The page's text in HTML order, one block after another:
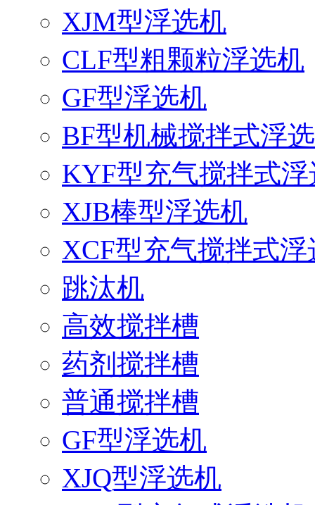
XJM型浮选机
CLF型粗颗粒浮选机
GF型浮选机
BF型机械搅拌式浮
KYF型充气搅拌式
XJB棒型浮选机
XCF型充气搅拌式浮
跳汰机
高效搅拌槽
药剂搅拌槽
普通搅拌槽
GF型浮选机
XJQ型浮选机